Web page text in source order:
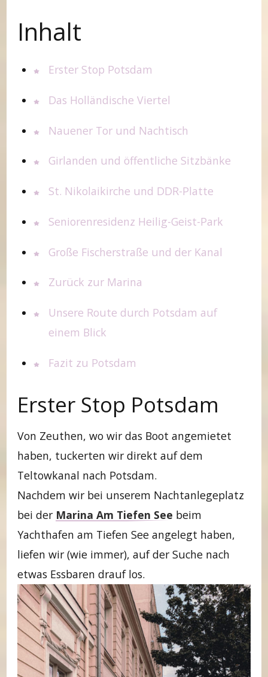
Inhalt
Erster Stop Potsdam
Das Holländische Viertel
Nauener Tor und Nachtisch
Girlanden und öffentliche Sitzbänke
St. Nikolaikirche und DDR-Platte
Seniorenresidenz Heilig-Geist-Park
Große Fischerstraße und der Kanal
Zurück zur Marina
Unsere Route durch Potsdam auf
einem Blick
Fazit zu Potsdam
Erster Stop Potsdam
Von Zeuthen, wo wir das Boot angemietet
haben, tuckerten wir direkt auf dem
Teltowkanal nach Potsdam.
Nachdem wir bei unserem Nachtanlegeplatz
bei der Marina Am Tiefen See beim
Yachthafen am Tiefen See angelegt haben,
liefen wir (wie immer), auf der Suche nach
etwas Essbaren drauf los.